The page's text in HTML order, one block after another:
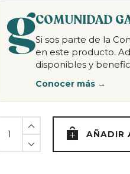
COMUNIDAD
Si sos parte de la
en este producto.
disponibles y
Conocer más →
Orquídeas
AÑADIR